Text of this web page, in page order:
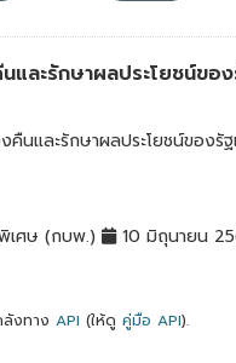
และรักษาผลประโยชน์ขอ
นและรักษาผลประโยชน์ของรั
เศษ (กบพ.) 10 มิถุนายน
งทาง API (ให้ดู คู่มือ API).